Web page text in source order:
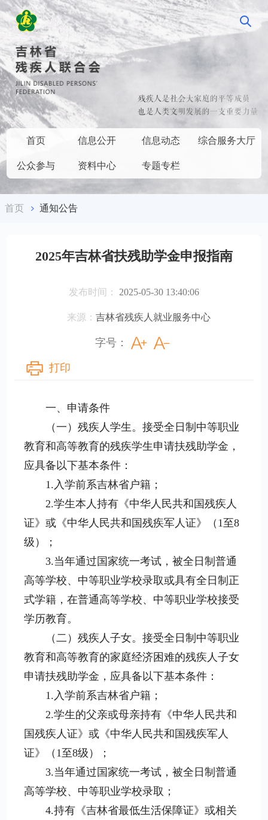
首页 信息公开 信息动态 综合服务大厅
公众参与 资料中心 专题专栏
首页 通知公告
2025年吉林省扶残助学金申报指南
发布时间： 2025-05-30 13:40:06
来源： 吉林省残疾人就业服务中心
字号：
打印
一、申请条件
（一）残疾人学生。接受全日制中等职业
教育和高等教育的残疾学生申请扶残助学金，
应具备以下基本条件：
1.入学前系吉林省户籍；
2.学生本人持有《中华人民共和国残疾人
证》或《中华人民共和国残疾军人证》（1至8
级）；
3.当年通过国家统一考试，被全日制普通
高等学校、中等职业学校录取或具有全日制正
式学籍，在普通高等学校、中等职业学校接受
学历教育。
（二）残疾人子女。接受全日制中等职业
教育和高等教育的家庭经济困难的残疾人子女
申请扶残助学金，应具备以下基本条件：
1.入学前系吉林省户籍；
2.学生的父亲或母亲持有《中华人民共和
国残疾人证》或《中华人民共和国残疾军人
证》（1至8级）；
3.当年通过国家统一考试，被全日制普通
高等学校、中等职业学校录取；
4.持有《吉林省最低生活保障证》或相关